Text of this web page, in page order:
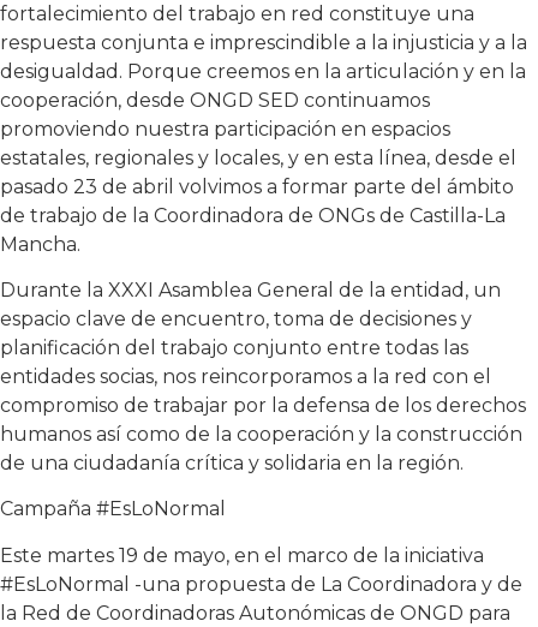
fortalecimiento del trabajo en red constituye una
respuesta conjunta e imprescindible a la injusticia y a la
desigualdad. Porque creemos en la articulación y en la
cooperación, desde ONGD SED continuamos
promoviendo nuestra participación en espacios
estatales, regionales y locales, y en esta línea, desde el
pasado 23 de abril volvimos a formar parte del ámbito
de trabajo de la Coordinadora de ONGs de Castilla-La
Mancha.
Durante la XXXI Asamblea General de la entidad, un
espacio clave de encuentro, toma de decisiones y
planificación del trabajo conjunto entre todas las
entidades socias, nos reincorporamos a la red con el
compromiso de trabajar por la defensa de los derechos
humanos así como de la cooperación y la construcción
de una ciudadanía crítica y solidaria en la región.
Campaña #EsLoNormal
Este martes 19 de mayo, en el marco de la iniciativa
#EsLoNormal -una propuesta de La Coordinadora y de
la Red de Coordinadoras Autonómicas de ONGD para